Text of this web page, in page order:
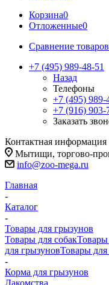
Корзина0
Отложенные0
Сравнение товаров
+7 (495) 989-48-51
Назад
Телефоны
+7 (495) 989-
+7 (916) 903-
Заказать
Контактная информация
Мытищи, торгово-
info@zoo-mega.ru
Главная
-
Каталог
-
Товары для грызунов
Товары для собак
для грызуновТовары
-
Корма для грызунов
Лакомства